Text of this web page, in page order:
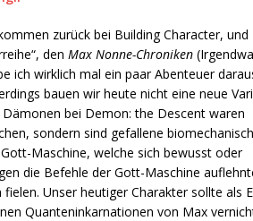
zurück bei Building Character, und
denMax Nonne-Chroniken
ich wirklich mal ein paar Abenteuer
bauen wir heute nicht eine neue
bei Demon: the Descent waren
sondern sind gefallene
Maschine, welche sich bewusst oder
die Befehle der Gott-Maschine
fielen. Unser heutiger Charakter sollte als
Quanteninkarnationen von Max